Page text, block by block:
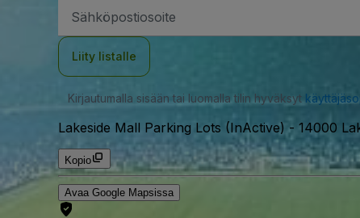
Liity listalle
Kirjautumalla sisään tai luomalla tilin hyväksyt
Lakeside Mall Parking Lots (InActive) - 14000
Kopio
Avaa Google Mapsissa